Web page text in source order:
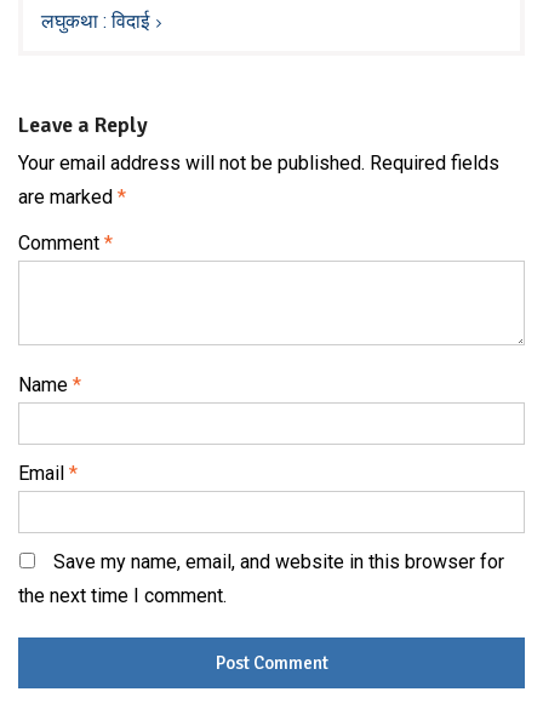
लघुकथा : विदाई
Leave a Reply
Your email address will not be published. Required fields
are marked *
Comment *
Name *
Email *
Save my name, email, and website in this browser for
the next time I comment.